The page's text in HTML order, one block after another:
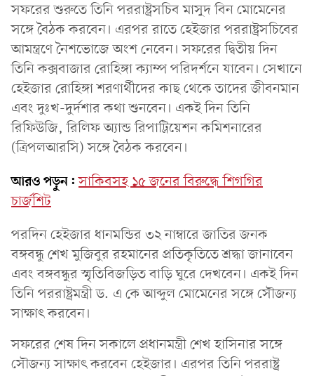
সফরের শুরুতে তিনি পররাষ্ট্রসচিব মাসুদ বিন মোমেনের
সঙ্গে বৈঠক করবেন। এরপর রা‌তে হেইজার পররাষ্ট্রসচিবের
আমন্ত্রণে নৈশভোজে অংশ নেবেন। সফরের দ্বিতীয় দিন
তিনি কক্সবাজার রোহিঙ্গা ক্যাম্প পরিদর্শনে যাবেন। সেখানে
হেইজার রোহিঙ্গা শরণার্থীদের কাছ থেকে তাদের জীবনমান
এবং দুঃখ-দুর্দশার কথা শুনবেন। একই দিন তিনি
রিফিউজি, রিলিফ অ্যান্ড রিপাট্রিয়েশন কমিশনারের
(ত্রিপলআরসি) সঙ্গে বৈঠক করবেন।
আরও পড়ুন: সাকিবসহ ১৫ জনের বিরুদ্ধে শিগগির
চার্জশিট
পরদিন হেইজার ধানমন্ডির ৩২ নাম্বারে জাতির জনক
বঙ্গবন্ধু শেখ মুজিবুর রহমানের প্রতিকৃতিতে শ্রদ্ধা জানাবেন
এবং বঙ্গবন্ধুর স্মৃতিবিজড়িত বাড়ি ঘুরে দেখবেন। একই দিন
তিনি পররাষ্ট্রমন্ত্রী ড. এ কে আব্দুল মোমেনের সঙ্গে সৌজন্য
সাক্ষাৎ করবেন।
সফরের শেষ দিন সকালে প্রধানমন্ত্রী শেখ হাসিনার সঙ্গে
সৌজন্য সাক্ষাৎ করবেন হেইজার। এরপর তিনি পররাষ্ট্র